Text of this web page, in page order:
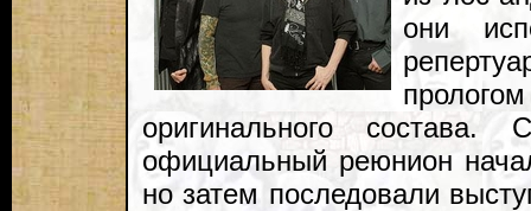
они
оригинального
официальный реюнион
но затем последовали